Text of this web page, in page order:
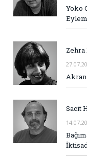
Yoko
Zehra
Akran
Sacit